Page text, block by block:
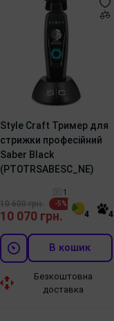
Style Craft Тример для
стрижки професійний
Saber Black
(PTOTRSABESC_NE)
1
4 4
10 600 грн. -5%
10 070 грн.
В кошик
Безкоштовна
доставка